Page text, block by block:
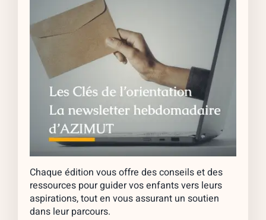
Chaque édition vous offre des conseils et des
ressources pour guider vos enfants vers leurs
aspirations, tout en vous assurant un soutien
dans leur parcours.